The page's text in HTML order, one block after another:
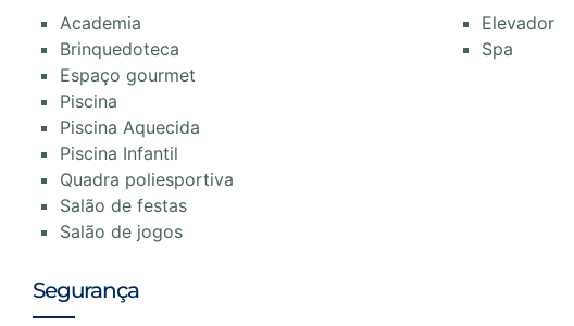
Academia
Brinquedoteca
Espaço gourmet
Piscina
Piscina Aquecida
Piscina Infantil
Quadra poliesportiva
Salão de festas
Salão de jogos
Elevador
Spa
Segurança